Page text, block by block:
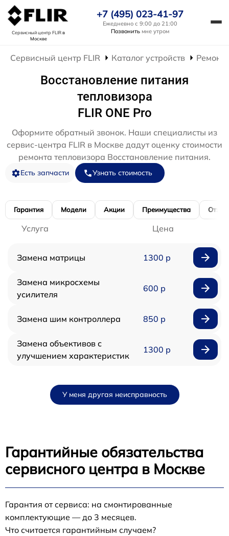
Сервисный центр FLIRв
Москве
+7 (495) 023-41-97
Ежедневно с 9:00 до 21:00
Позвонить мне утром
Сервисный центр FLIR Каталог устройств Ремонт
Восстановление питания
тепловизора
FLIR ONE Pro
Оформите обратный звонок. Наши специалисты из
сервис-центра FLIR в Москве дадут оценку стоимости
ремонта тепловизора Восстановление питания.
Есть запчасти Узнать стоимость
Гарантия Модели Акции Преимущества
Услуга Цена
Замена матрицы 1300 р
Замена микросхемы
усилителя
600 р
Замена шим контроллера 850 р
Замена объективов с
улучшением характеристик
1300 р
У меня другая неисправность
Гарантийные обязательства
сервисного центра в Москве
Гарантия от сервиса: на смонтированные
комплектующие — до 3 месяцев.
Что считается гарантийным случаем?